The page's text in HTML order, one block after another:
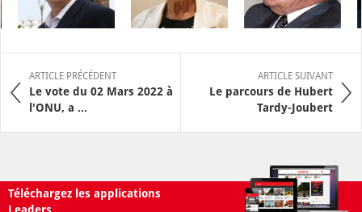
ARTICLE PRÉCÉDENT
Le vote du 02 Mars 2022 à
l'ONU, a ...
ARTICLE SUIVANT
Le parcours de Hubert
Tardy-Joubert
Téléchargez les applications